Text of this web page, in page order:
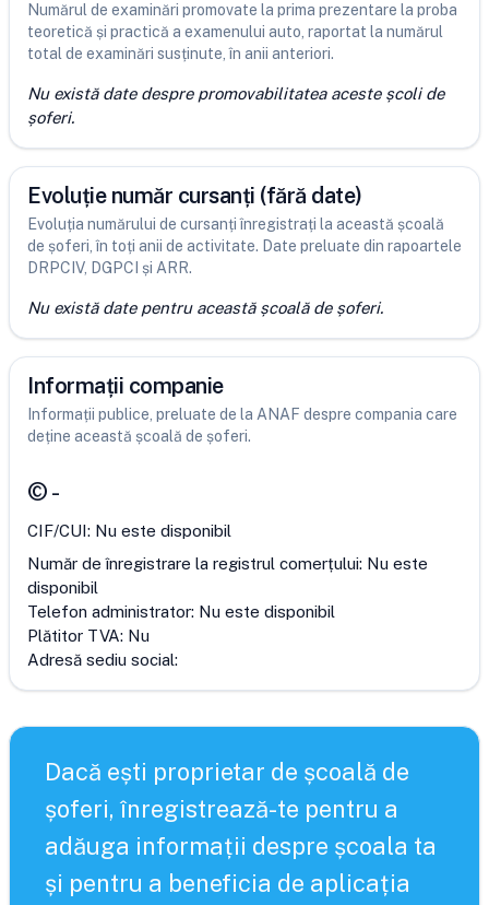
Numărul de examinări promovate la prima prezentare la proba
teoretică și practică a examenului auto, raportat la numărul
total de examinări susținute, în anii anteriori.
Nu există date despre promovabilitatea aceste școli de
șoferi.
Evoluție număr cursanți (fără date)
Evoluția numărului de cursanți înregistrați la această școală
de șoferi, în toți anii de activitate. Date preluate din rapoartele
DRPCIV, DGPCI și ARR.
Nu există date pentru această școală de șoferi.
Informații companie
Informații publice, preluate de la ANAF despre compania care
deține această școală de șoferi.
©-
CIF/CUI: Nu este disponibil
Număr de înregistrare la registrul comerțului: Nu este
disponibil
Telefon administrator: Nu este disponibil
Plătitor TVA: Nu
Adresă sediu social:
Dacă ești proprietar de școală de
șoferi, înregistrează-te pentru a
adăuga informații despre școala ta
și pentru a beneficia de aplicația